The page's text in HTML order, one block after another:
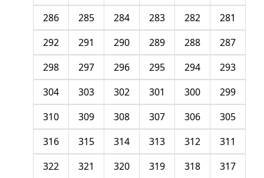
281
282
283
284
285
286
287
288
289
290
291
292
293
294
295
296
297
298
299
300
301
302
303
304
305
306
307
308
309
310
311
312
313
314
315
316
317
318
319
320
321
322